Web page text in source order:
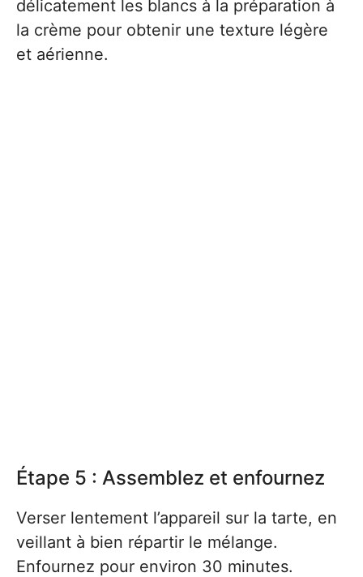
délicatement les blancs à la préparation à
la crème pour obtenir une texture légère
et aérienne.
Étape 5 : Assemblez et enfournez
Verser lentement l’appareil sur la tarte, en
veillant à bien répartir le mélange.
Enfournez pour environ 30 minutes.